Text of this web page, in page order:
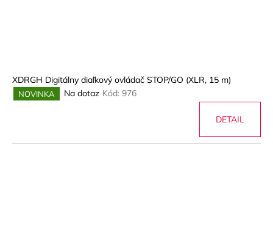
XDRGH Digitálny diaľkový ovládač STOP/GO (XLR, 15 m)
NOVINKA Na dotaz Kód: 976
DETAIL